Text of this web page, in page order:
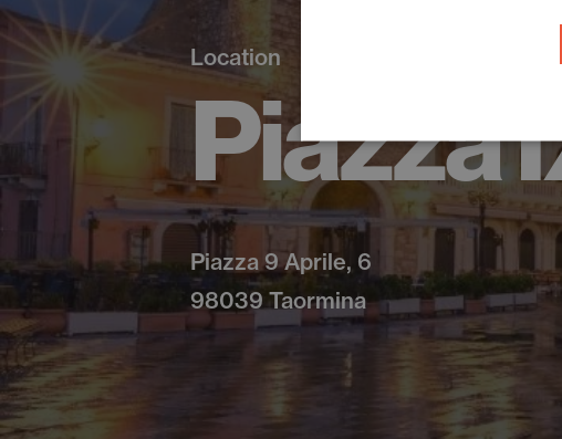
Location
Piazza
Piazza 9 Aprile, 6
98039 Taormina